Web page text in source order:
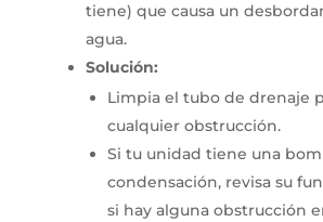
tiene) que causa un
agua.
Solución:
Limpia el tubo de drenaje
cualquier obstrucción.
Si tu unidad tiene una
condensación, revisa su
si hay alguna obstrucción